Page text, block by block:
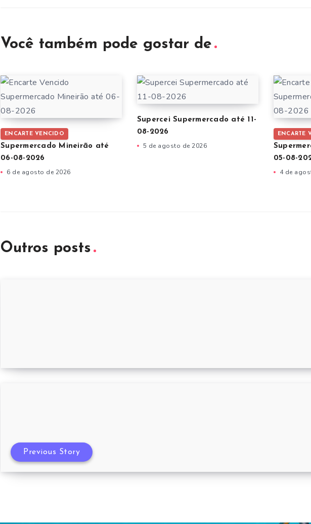
Você também pode gostar de
ENCARTE VENCIDO
Supermercado Mineirão até
06-08-2026
6 de agosto de 2026
Supercei Supermercado até 11-
08-2026
5 de agosto de 2026
ENCARTE
05-08-
4 de
Outros posts
Previous Story